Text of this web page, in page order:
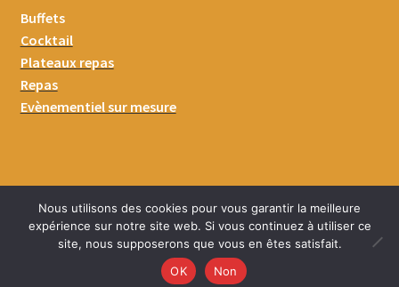
Buffets
Cocktail
Plateaux repas
Repas
Evènementiel sur mesure
Nous utilisons des cookies pour vous garantir la meilleure
expérience sur notre site web. Si vous continuez à utiliser ce
site, nous supposerons que vous en êtes satisfait.
OK
Non